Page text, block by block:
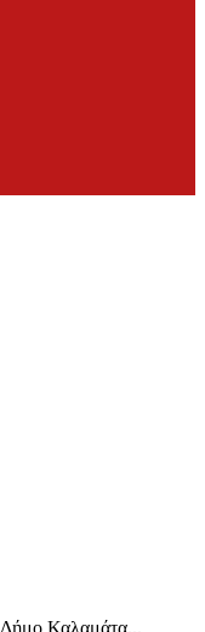
Καλαμάτα...